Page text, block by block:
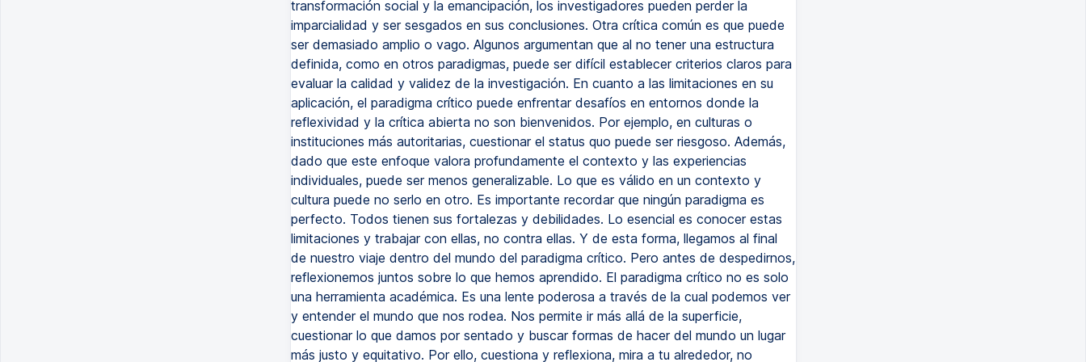
transformación social y la emancipación, los investigadores pueden perder la
imparcialidad y ser sesgados en sus conclusiones. Otra crítica común es que puede
ser demasiado amplio o vago. Algunos argumentan que al no tener una estructura
definida, como en otros paradigmas, puede ser difícil establecer criterios claros para
evaluar la calidad y validez de la investigación. En cuanto a las limitaciones en su
aplicación, el paradigma crítico puede enfrentar desafíos en entornos donde la
reflexividad y la crítica abierta no son bienvenidos. Por ejemplo, en culturas o
instituciones más autoritarias, cuestionar el status quo puede ser riesgoso. Además,
dado que este enfoque valora profundamente el contexto y las experiencias
individuales, puede ser menos generalizable. Lo que es válido en un contexto y
cultura puede no serlo en otro. Es importante recordar que ningún paradigma es
perfecto. Todos tienen sus fortalezas y debilidades. Lo esencial es conocer estas
limitaciones y trabajar con ellas, no contra ellas. Y de esta forma, llegamos al final
de nuestro viaje dentro del mundo del paradigma crítico. Pero antes de despedirnos,
reflexionemos juntos sobre lo que hemos aprendido. El paradigma crítico no es solo
una herramienta académica. Es una lente poderosa a través de la cual podemos ver
y entender el mundo que nos rodea. Nos permite ir más allá de la superficie,
cuestionar lo que damos por sentado y buscar formas de hacer del mundo un lugar
más justo y equitativo. Por ello, cuestiona y reflexiona, mira a tu alrededor, no